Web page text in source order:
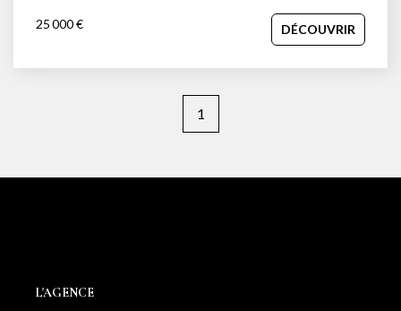
véritable atout : une belle hauteur sous plafond, disposant
d'une mezzanine de rangement, idéale pour optimiser
l'espace de stockage. Parfait pour stationner un véhicule,
patrimonial dans un secteur où le stationnement est très
? 06 43 29 63 01 ?? jessica@avenir-investissement.fr
25 000 €
DÉCOUVRIR
1
L'AGENCE